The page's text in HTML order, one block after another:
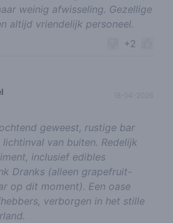
weinig afwisseling. Gezellige
altijd vriendelijk personeel.
+2
geweest, rustige bar
van buiten. Redelijk
inclusief edibles
Dranks (alleen grapefruit-
op dit moment). Een oase
verborgen in het stille